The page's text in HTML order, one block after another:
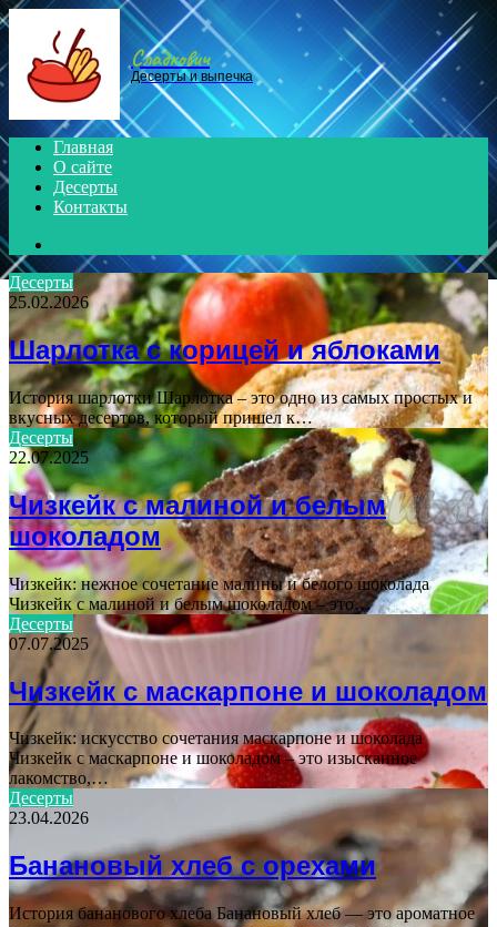
Menu
Сладкович
Десерты и выпечка
Главная
О сайте
Десерты
Контакты
Десерты
25.02.2026
Шарлотка с корицей и яблоками
История шарлотки Шарлотка – это одно из самых простых и
вкусных десертов, который пришел к…
Десерты
22.07.2025
Чизкейк с малиной и белым
шоколадом
Чизкейк: нежное сочетание малины и белого шоколада
Чизкейк с малиной и белым шоколадом – это…
Десерты
07.07.2025
Чизкейк с маскарпоне и шоколадом
Чизкейк: искусство сочетания маскарпоне и шоколада
Чизкейк с маскарпоне и шоколадом – это изысканное
лакомство,…
Десерты
23.04.2026
Банановый хлеб с орехами
История бананового хлеба Банановый хлеб — это ароматное